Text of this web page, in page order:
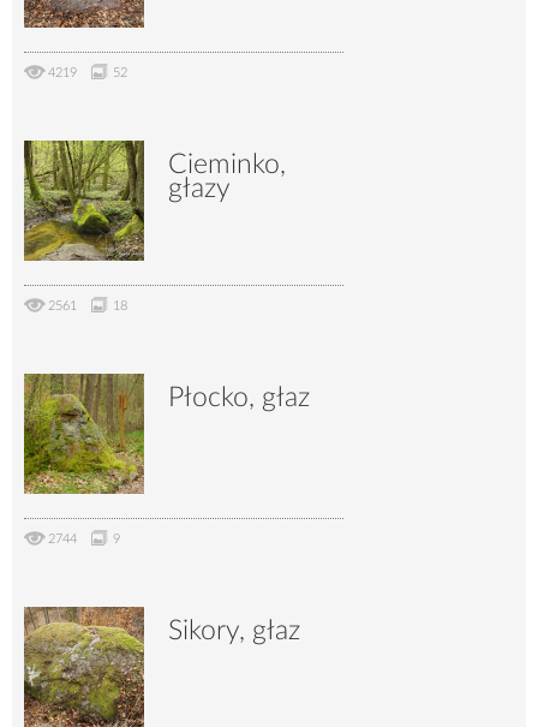
4219 52
Cieminko,
głazy
2561 18
Płocko, głaz
2744 9
Sikory, głaz